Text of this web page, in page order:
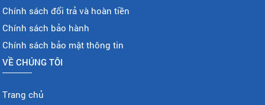
Chính sách đổi trả và hoàn tiền
Chính sách bảo hành
Chính sách bảo mật thông tin
VỀ CHÚNG TÔI
Trang chủ